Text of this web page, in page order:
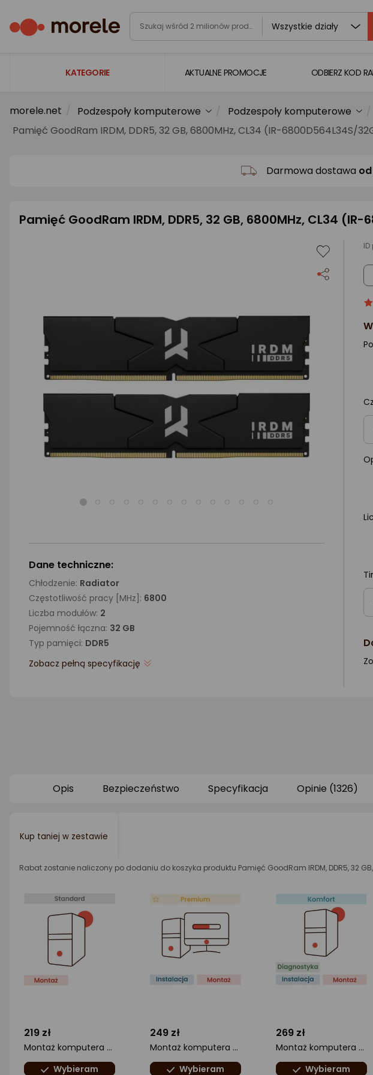
Wszystkie działy
KATEGORIE
Laptopy
Komputery
Telewizory i audio
Biuro i firma
Sport i turystyka
Zabawki i dziecko
Supermarket
Strefa marek
AKTUALNE PROMOCJE ODBIERZ KOD
morele.net Podzespoły komputerowe Podzespoły komputerowe
Pamięć GoodRam IRDM, DDR5, 32 GB, 6800MHz, CL34 (IR-6800D564L34S/
Darmowa dostawa od
Pamięć GoodRam IRDM, DDR5, 32 GB, 6800MHz, CL34
Dane techniczne:
Chłodzenie: Radiator
Częstotliwość pracy [MHz]: 6800
Liczba modułów: 2
Pojemność łączna: 32 GB
Typ pamięci: DDR5
Zobacz pełną specyfikację
Opis Bezpieczeństwo Specyfikacja Opinie (1326)
Kup taniej w zestawie
Rabat zostanie naliczony po dodaniu do koszyka produktu Pamięć GoodRam IRDM, DDR5, 32
219 zł
Montaż komputera Standard
Wybieram
249 zł
Montaż komputera z instalacją systemu operacyjnego
Wybieram
269 zł
Montaż komputera Komfort
Wybieram